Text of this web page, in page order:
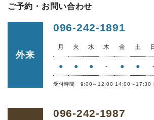
ご予約・お問い合わせ
外来
096-242-1891
月 火 水 木 金 土
● ● ● - ● ● -
受付時間 9:00～12:00 14:00～17:30 [
096-242-1987